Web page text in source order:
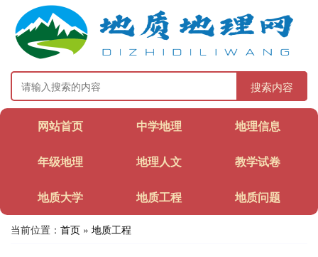
搜索内容
网站首页 中学地理 地理信息
年级地理 地理人文 教学试卷
地质大学 地质工程 地质问题
当前位置： 首页 » 地质工程